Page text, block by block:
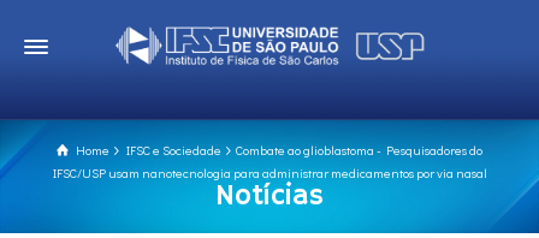
Home IFSC e Sociedade
Combate ao glioblastoma - Pesquisadores do
IFSC/USP usam nanotecnologia para administrar medicamentos por via nasal
Notícias